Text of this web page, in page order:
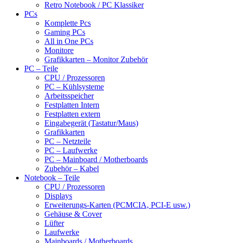
Retro Notebook / PC Klassiker
PCs
Komplette Pcs
Gaming PCs
All in One PCs
Monitore
Grafikkarten – Monitor Zubehör
PC – Teile
CPU / Prozessoren
PC – Kühlsysteme
Arbeitsspeicher
Festplatten Intern
Festplatten extern
Eingabegerät (Tastatur/Maus)
Grafikkarten
PC – Netzteile
PC – Laufwerke
PC – Mainboard / Motherboards
Zubehör – Kabel
Notebook – Teile
CPU / Prozessoren
Displays
Erweiterungs-Karten (PCMCIA, PCI-E usw.)
Gehäuse & Cover
Lüfter
Laufwerke
Mainboards / Motherboards